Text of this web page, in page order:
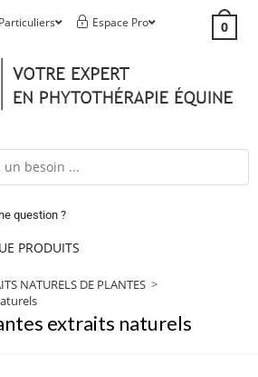
Espace Pro 0
question ?
PRODUITS
NATURELS DE PLANTES >
extraits naturels